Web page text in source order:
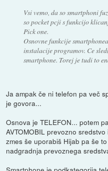
Vsi vemo, da so smartphoni
so pocket pcji s funkcijo
Pick one.
Osnovne funkcije
instalacije programov. Ce
smartphone. Torej je tudi to
Ja ampak če ni telefon pa več
je govora...
Osnova je TELEFON... potem
AVTOMOBIL prevozno
zmes še uporabiš Hijab pa še
nadgradnja prevoznega